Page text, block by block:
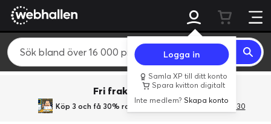
Logga in
Samla XP till ditt konto
Spara kvitton digitalt
Inte medlem?Skapa konto
Fri frakt över 800 kr.
Köp 3 och få 30% rabatt med rabattkoden 3Gives30